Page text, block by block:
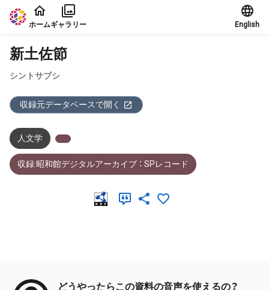
本文に飛ぶ
ホームギャラリー English
新土佐節
シントサブシ
収録元データベースで開く
人文学
収録:昭和館デジタルアーカイブ ： SPレコード
どうやったらこの資料の音声を使えるの？